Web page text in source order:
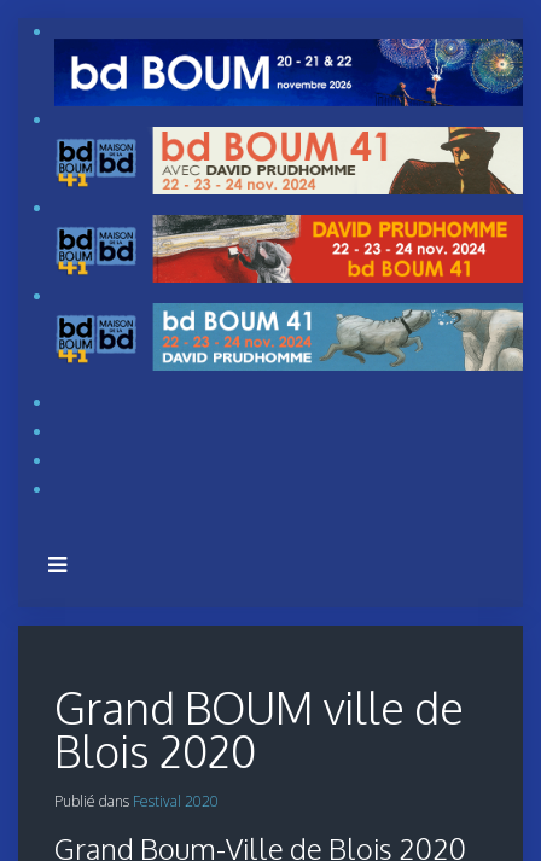
Grand BOUM ville de
Blois 2020
Publié dans Festival 2020
Grand Boum-Ville de Blois 2020